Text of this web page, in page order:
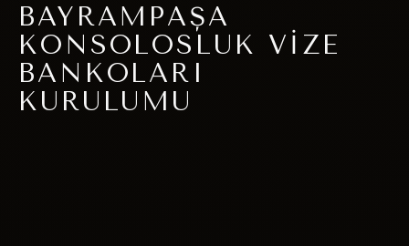
BAYRAMPAŞA
KONSOLOSLUK VIZE
BANKOLARI
KURULUMU